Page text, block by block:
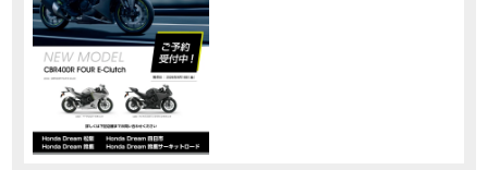
MOVIE 【鈴鹿サーキットに近い！】ホンダドリーム鈴鹿サーキットロードOPEN！ #茉ひる
MOVIE CL500売却！X-ADVオーナーの素直な理由。〇〇で納得の買取してもらいました|Honda X-ADV
MOVIE 【梅本まどかさんコラボ】CIVIC TYPE R♪スタッフオススメの鈴鹿ドライブへ！【後編】
MOVIE 憧れの大型バイク試乗！4輪走行は驚きの…【Honda GoldWing AfricaTwin】試乗会in鈴鹿ツインサーキット
【鈴鹿ツインサーキット】バイク＆クルマ夢のコラボイベント！「HCM２＆４サーキットフェス」レポ
MOVIE 全員初対面！バイク女子6人がツーリング行ったらwww